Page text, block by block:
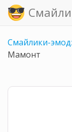
Смайлики-
Мамонт